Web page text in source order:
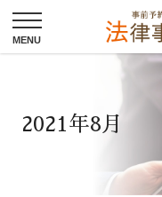
2021年8月